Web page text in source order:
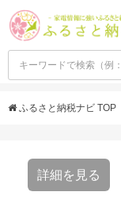
ふるさと納税ナビ TOP
詳細を見る